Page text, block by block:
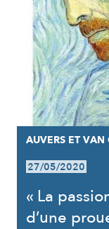
AUVERS ET VAN
27/05/2020
« La
d’une